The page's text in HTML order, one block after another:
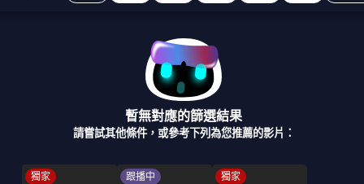
暫無對應的篩選結果
請嘗試其他條件，或參考下列為您推薦的影片：
獨家 跟播中 獨家